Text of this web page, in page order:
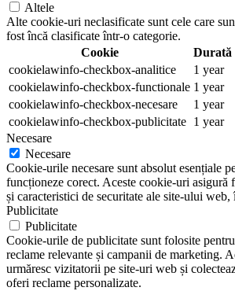
Altele
Alte cookie-uri neclasificate sunt cele care
fost încă clasificate într-o categorie.
Cookie
Durată
cookielawinfo-checkbox-analitice
1 year
cookielawinfo-checkbox-functionale 1 year
cookielawinfo-checkbox-necesare
1 year
cookielawinfo-checkbox-publicitate 1 year
Necesare
Necesare
Cookie-urile necesare sunt absolut esențiale
funcționeze corect. Aceste cookie-uri asigură
și caracteristici de securitate ale site-ului
Publicitate
Publicitate
Cookie-urile de publicitate sunt folosite
reclame relevante și campanii de marketing.
urmăresc vizitatorii pe site-uri web și
oferi reclame personalizate.